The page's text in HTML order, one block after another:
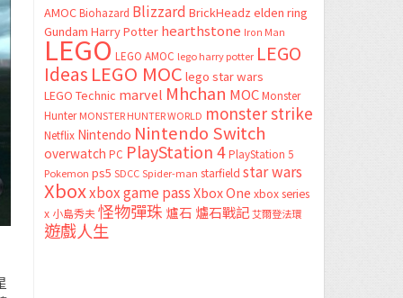
AMOC Biohazard Blizzard BrickHeadz elden ring
Gundam Harry Potter hearthstone Iron Man
LEGO LEGO AMOC lego harry potter LEGO
Ideas LEGO MOC lego star wars
LEGO Technic marvel Mhchan MOC Monster
Hunter MONSTER HUNTER WORLD monster strike
Netflix Nintendo Nintendo Switch
overwatch PC PlayStation 4 PlayStation 5
Pokemon ps5 SDCC Spider-man starfield star wars
Xboxxbox game passXbox One xbox series
x 小島秀夫怪物彈珠 爐石 爐石戰記艾爾登法環
遊戲人生